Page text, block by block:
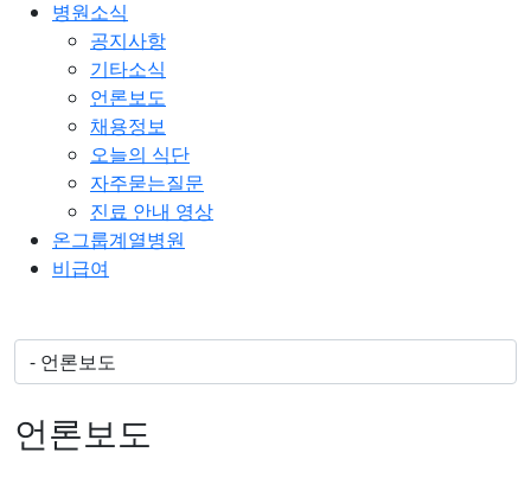
병원소식
공지사항
기타소식
언론보도
채용정보
오늘의 식단
자주묻는질문
진료 안내 영상
온그룹계열병원
비급여
언론보도